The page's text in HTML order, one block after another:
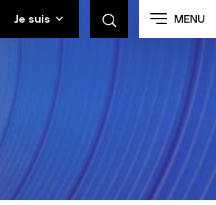
Je suis MENU